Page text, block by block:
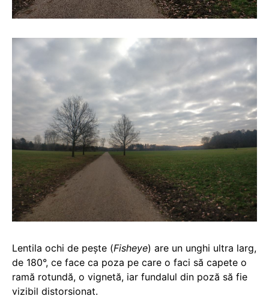
Lentila ochi de pește (Fisheye) are un unghi ultra larg,
de 180°, ce face ca poza pe care o faci să capete o
ramă rotundă, o vignetă, iar fundalul din poză să fie
vizibil distorsionat.